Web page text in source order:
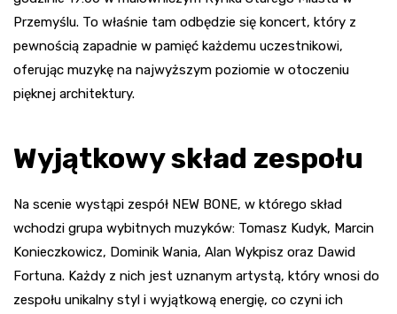
Przemyślu. To właśnie tam odbędzie się koncert, który z
pewnością zapadnie w pamięć każdemu uczestnikowi,
oferując muzykę na najwyższym poziomie w otoczeniu
pięknej architektury.
Wyjątkowy skład zespołu
Na scenie wystąpi zespół NEW BONE, w którego skład
wchodzi grupa wybitnych muzyków: Tomasz Kudyk, Marcin
Konieczkowicz, Dominik Wania, Alan Wykpisz oraz Dawid
Fortuna. Każdy z nich jest uznanym artystą, który wnosi do
zespołu unikalny styl i wyjątkową energię, co czyni ich